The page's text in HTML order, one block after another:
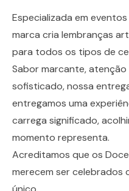
Especializada em
marca cria lembranças
para todos os tipos de
Sabor marcante,
sofisticado, nossa
entregamos uma
carrega significado,
momento representa.
Acreditamos que os
merecem ser celebrados